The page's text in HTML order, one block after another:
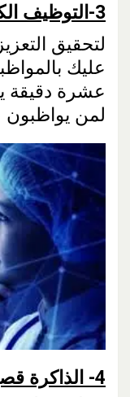
3- التوظيف
لتحقيق
عليك
عشرة دقيقة
لمن يواظبون
4- الذاكرة قصيرة الأمد: